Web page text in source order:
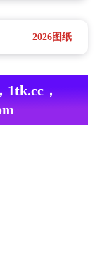
2026图纸
1tk.cc，